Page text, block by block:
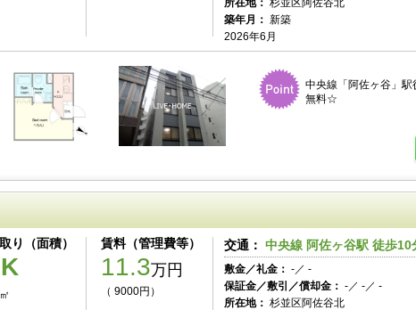
所在地： 杉並区阿佐谷北
築年月： 新築
2026年6月
中央線「阿佐ヶ谷」
無料☆
り（面積） 賃料（管理費等）
11.3万円
（ 9000円）
交通： 中央線 阿佐ヶ谷駅 徒歩10
敷金／礼金： -／ -
保証金／敷引／償却金： -／ -／ -
所在地： 杉並区阿佐谷北